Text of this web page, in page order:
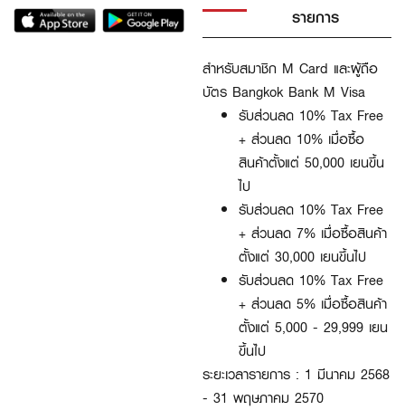
รายการ
สำหรับสมาชิก M Card และผู้ถือ
บัตร Bangkok Bank M Visa
รับส่วนลด 10% Tax Free
+ ส่วนลด 10% เมื่อซื้อ
สินค้าตั้งแต่ 50,000 เยนขึ้น
ไป
รับส่วนลด 10% Tax Free
+ ส่วนลด 7% เมื่อซื้อสินค้า
ตั้งแต่ 30,000 เยนขึ้นไป
รับส่วนลด 10% Tax Free
+ ส่วนลด 5% เมื่อซื้อสินค้า
ตั้งแต่ 5,000 - 29,999 เยน
ขึ้นไป
ระยะเวลารายการ : 1 มีนาคม 2568
- 31 พฤษภาคม 2570